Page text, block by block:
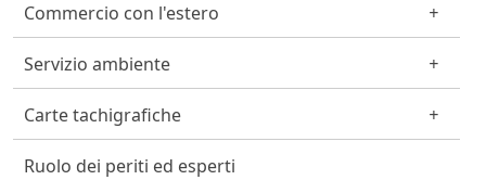
Commercio con l'estero
Servizio ambiente
Carte tachigrafiche
Ruolo dei periti ed esperti